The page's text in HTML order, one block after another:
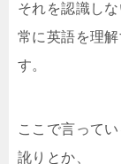
それを認識し
常に英語を理
す。
ここで言って
訛りとか、